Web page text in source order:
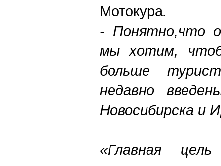
Мотокура.
- Понятно,что
мы хотим,
больше
недавно
Новосибирска и
«Главная